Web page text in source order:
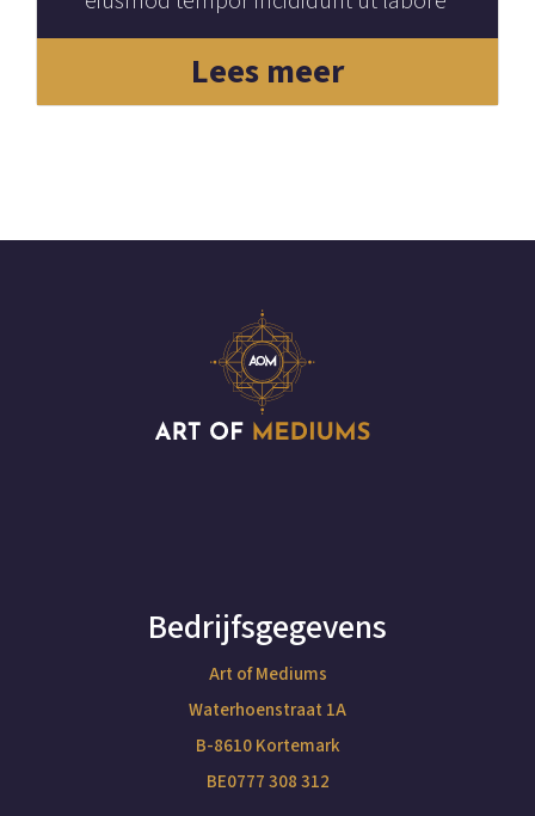
et dolore magna aliqua.
Lees meer
Bedrijfsgegevens
Art of Mediums
Waterhoenstraat 1A
B-8610 Kortemark
BE0777 308 312